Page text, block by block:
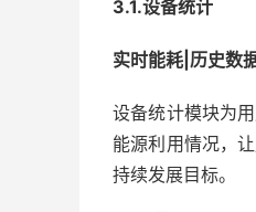
3.1.设备统计
实时能耗|历史数
设备统计模块为
能源利用情况，
持续发展目标。